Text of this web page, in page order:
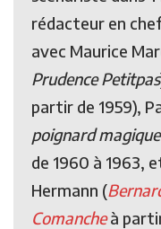
rédacteur en
avec Maurice
Prudence Petitpas
partir de 1959),
poignard magique
de 1960 à 1963,
Hermann (
Comancheà